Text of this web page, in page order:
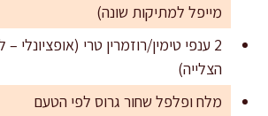
מייפל למתיקות שונה)
2 ענפי טימין/רוזמרין טרי (אופציונלי
הצלייה)
מלח ופלפל שחור גרוס לפי הטעם